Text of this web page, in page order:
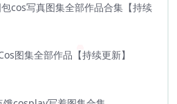
cos写真图集全部作品合集【持续
图集全部作品【持续更新】